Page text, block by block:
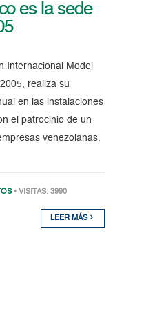
es la sede
Internacional Model
realiza su
en las instalaciones
el patrocinio de un
venezolanas,
• VISITAS: 3990
LEER MÁS